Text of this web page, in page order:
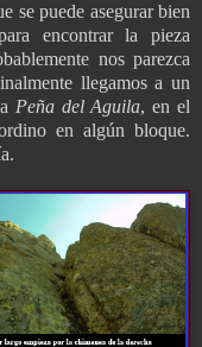
se puede asegurar bien
encontrar la pieza
nos parezca
llegamos a un
Peñadel Aguila, en el
en algún bloque.